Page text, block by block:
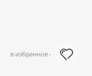
в избранное -